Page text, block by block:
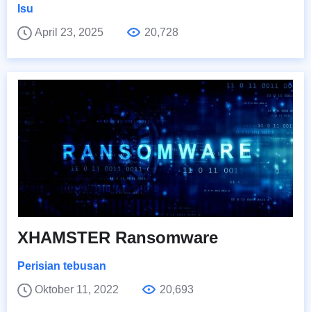
Isu
April 23, 2025
20,728
XHAMSTER Ransomware
Perisian tebusan
Oktober 11, 2022
20,693